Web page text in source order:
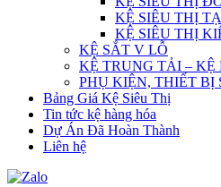
KỆ SIÊU THỊ
KỆ SIÊU THỊ
KỆ SẮT V LỖ
KỆ TRUNG TẢI – KỆ
PHỤ KIỆN, THIẾT BỊ
Bảng Giá Kệ Siêu Thị
Tin tức kệ hàng hóa
Dự Án Đã Hoàn Thành
Liên hệ